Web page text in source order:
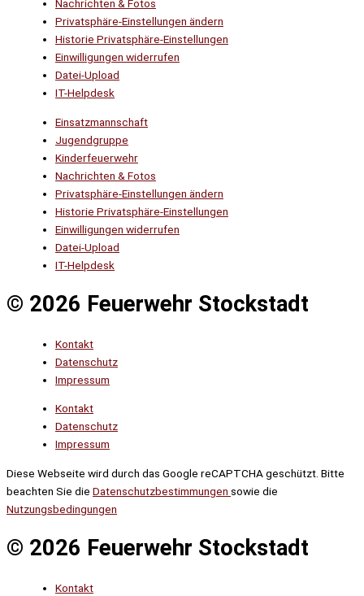
Nachrichten & Fotos
Privatsphäre-Einstellungen ändern
Historie Privatsphäre-Einstellungen
Einwilligungen widerrufen
Datei-Upload
IT-Helpdesk
Einsatzmannschaft
Jugendgruppe
Kinderfeuerwehr
Nachrichten & Fotos
Privatsphäre-Einstellungen ändern
Historie Privatsphäre-Einstellungen
Einwilligungen widerrufen
Datei-Upload
IT-Helpdesk
© 2026 Feuerwehr Stockstadt
Kontakt
Datenschutz
Impressum
Kontakt
Datenschutz
Impressum
Diese Webseite wird durch das Google reCAPTCHA geschützt. Bitte
beachten Sie die Datenschutzbestimmungen sowie die
Nutzungsbedingungen
© 2026 Feuerwehr Stockstadt
Kontakt